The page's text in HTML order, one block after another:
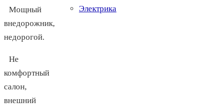
Мощный
внедорожник,
недорогой.
Не
комфортный
салон,
внешний
Электрика